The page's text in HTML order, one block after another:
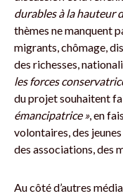
durables à la hauteur
thèmes ne manquent
migrants, chômage,
des richesses,
les forces
du projet souhaitent
émancipatrice », en
volontaires, des
des associations, des
Au côté d’autres